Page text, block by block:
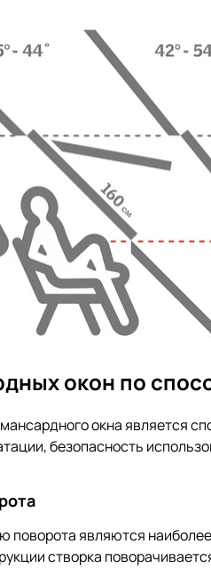
окон по
окна является
безопасность
поворота являются
створка